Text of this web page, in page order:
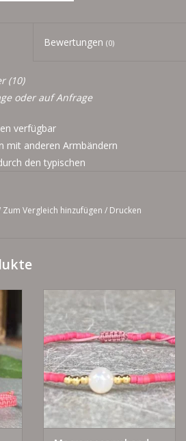
Bewertungen (0)
(10)
oder auf Anfrage
verfügbar
mit anderen Armbändern
den typischen
Zum Vergleich hinzufügen / Drucken